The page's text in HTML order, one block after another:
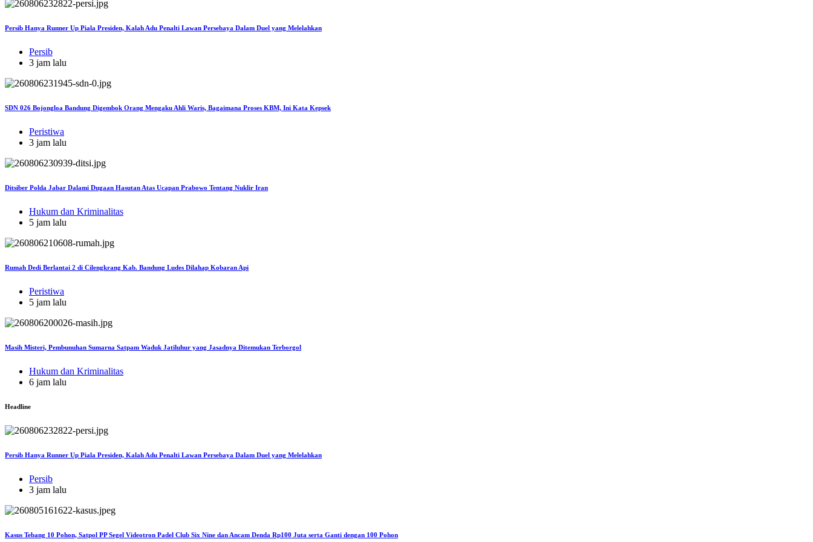
Persib Hanya Runner Up Piala Presiden, Kalah Adu Penalti Lawan Persebaya Dalam Duel yang Melelahkan
Persib
3 jam lalu
SDN 026 Bojongloa Bandung Digembok Orang Mengaku Ahli Waris, Bagaimana Proses KBM, Ini Kata Kepsek
Peristiwa
3 jam lalu
Ditsiber Polda Jabar Dalami Dugaan Hasutan Atas Ucapan Prabowo Tentang Nuklir Iran
Hukum dan Kriminalitas
5 jam lalu
Rumah Dedi Berlantai 2 di Cilengkrang Kab. Bandung Ludes Dilahap Kobaran Api
Peristiwa
5 jam lalu
Masih Misteri, Pembunuhan Sumarna Satpam Waduk Jatiluhur yang Jasadnya Ditemukan Terborgol
Hukum dan Kriminalitas
6 jam lalu
Headline
Persib Hanya Runner Up Piala Presiden, Kalah Adu Penalti Lawan Persebaya Dalam Duel yang Melelahkan
Persib
3 jam lalu
Kasus Tebang 10 Pohon, Satpol PP Segel Videotron Padel Club Six Nine dan Ancam Denda Rp100 Juta serta Ganti dengan 100 Pohon